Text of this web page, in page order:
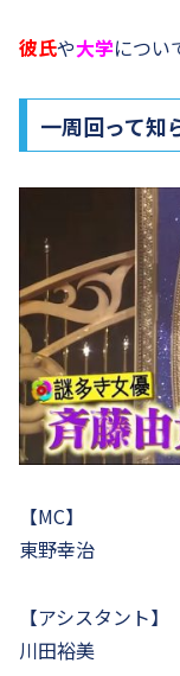
彼氏や大学につい
一周回って
【MC】
東野幸治
【アシスタント】
川田裕美